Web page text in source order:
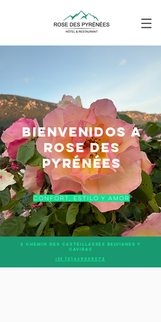
2 Chemin des Casteillasses Belvianes y
Cavirac
+33 (0)468208072
BIENVENIDOS A
ROSE DES
PYRÉNÉES
CONFORT, Estilo y amor